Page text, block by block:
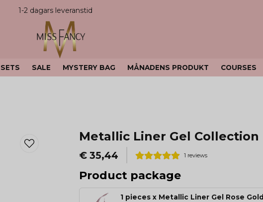
1-2 dagars leveranstid
SALE MYSTERY BAG MÅNADENS PRODUKT COURSES
Metallic Liner Gel Collection
€ 35,44 1 reviews
Product package
1 pieces x Metallic Liner Gel Rose Gold